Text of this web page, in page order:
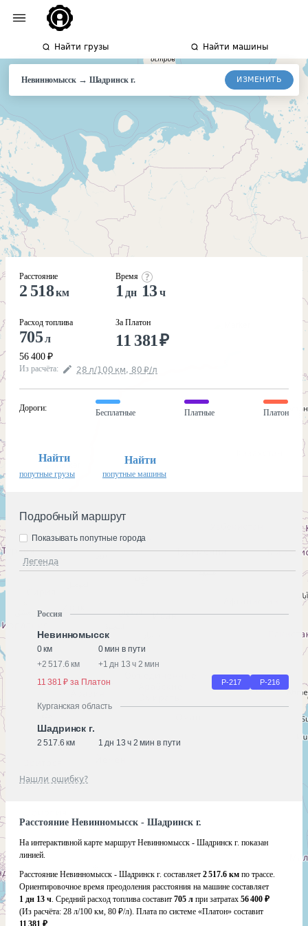
Найти грузы Найти машины
Невинномысск→ Шадринск г. ИЗМЕНИТЬ
Расстояние
2 518км
Расход топлива
705л
56 400 ₽
Время
1 дн 13ч
За Платон
11 381₽
Из расчёта: 28 л/100 км, 80 ₽/л
Дороги:
Бесплатные Платные Платон
Найти
попутные грузы
Найти
попутные машины
Подробный маршрут
Легенда
Показывать попутные города
Россия
Невинномысск
0 км
0 мин в пути
+2 517.6 км +1 дн 13 ч 2 мин
11 381 ₽ за Платон
Р-217 Р-216
Курганская область
Шадринск г.
2 517.6 км 1 дн 13 ч 2 мин в пути
Нашли ошибку?
Расстояние Невинномысск - Шадринск г.
На интерактивной карте маршрут Невинномысск - Шадринск г. показан
линией.
Расстояние Невинномысск - Шадринск г. составляет 2 517.6 км по трассе.
Ориентировочное время преодоления расстояния на машине составляет
1 дн 13 ч. Средний расход топлива составит 705 л при затратах 56 400 ₽
(Из расчёта: 28 л/100 км, 80 ₽/л). Плата по системе «Платон» составит
11 381 ₽